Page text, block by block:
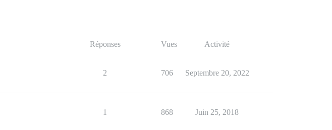
Réponses Vues Activité
2 706 Septembre 20, 2022
1 868 Juin 25, 2018